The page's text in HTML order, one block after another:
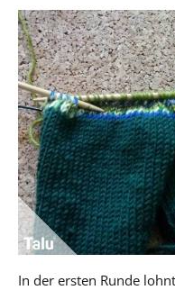
In der ersten Runde